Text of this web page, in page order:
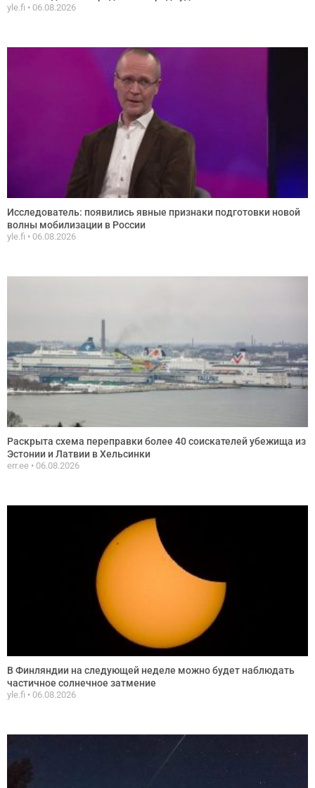
yle.fi 06.08.2026
Исследователь: появились явные признаки подготовки новой
волны мобилизации в России
yle.fi 06.08.2026
Раскрыта схема переправки более 40 соискателей убежища из
Эстонии и Латвии в Хельсинки
err.ee 06.08.2026
В Финляндии на следующей неделе можно будет наблюдать
частичное солнечное затмение
yle.fi 06.08.2026